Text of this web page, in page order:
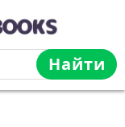
Найти